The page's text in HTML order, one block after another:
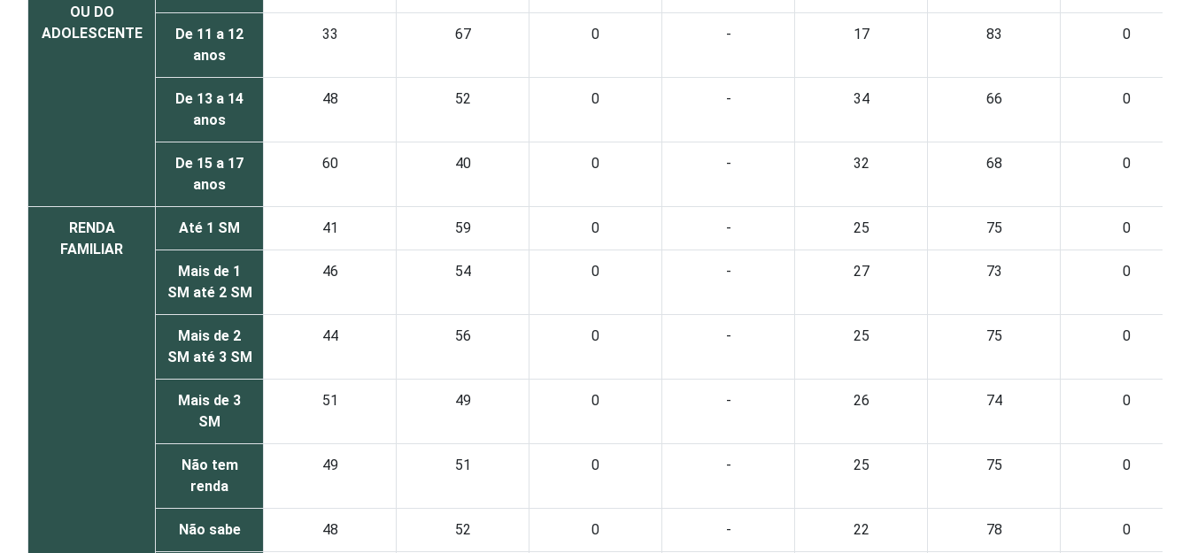
OU DO
ADOLESCENTE
De 11 a 12
anos
33 67 0 - 17 83 0
De 13 a 14
anos
48 52 0 - 34 66 0
De 15 a 17
anos
60 40 0 - 32 68 0
RENDA
FAMILIAR
Até 1 SM 41 59 0 - 25 75 0
Mais de 1
SM até 2 SM
46 54 0 - 27 73 0
Mais de 2
SM até 3 SM
44 56 0 - 25 75 0
Mais de 3
SM
51 49 0 - 26 74 0
Não tem
renda
49 51 0 - 25 75 0
Não sabe 48 52 0 - 22 78 0